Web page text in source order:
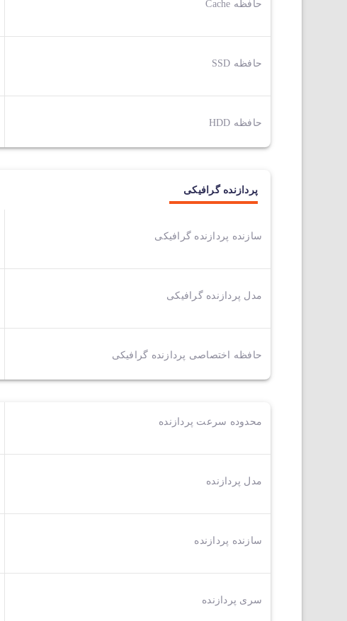
حافظه Cache
حافظه SSD
حافظه HDD
پردازنده گرافیکی
سازنده پردازنده گرافیکی
مدل پردازنده گرافیکی
حافظه اختصاصی پردازنده گرافیکی
محدوده سرعت پردازنده
مدل پردازنده
سازنده پردازنده
سری پردازنده